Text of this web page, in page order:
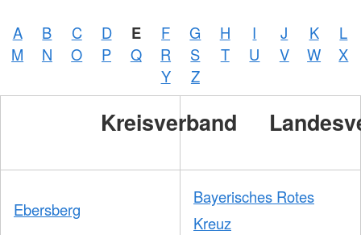
A B C D E F G H I J K
L
M
N O P Q R S T U V W
X
Y
Z
Kreisverband
Ebersberg
Bayerisches Rotes
Kreuz